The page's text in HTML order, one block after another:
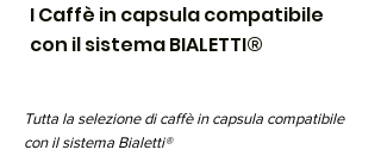
I Caffè in capsula compatibile
con il sistema BIALETTI®
Tutta la selezione di caffè in capsula compatibile
con il sistema Bialetti®